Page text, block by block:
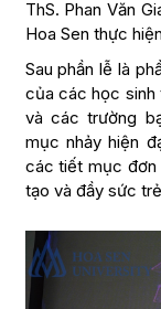
ThS. Phan Văn
Hoa Sen thực
Sau phần lễ là
của các học sinh
và các trường
mục nhảy hiện
các tiết mục đơn
tạo và đầy sức